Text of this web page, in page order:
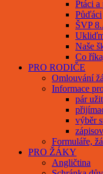
Ptáci
Půďáci
ŠVP
Naše
Co
PRO RODIČE
Omlouvání
Informace
pár
výběr
Formuláře,
PRO ŽÁKY
Angličtina